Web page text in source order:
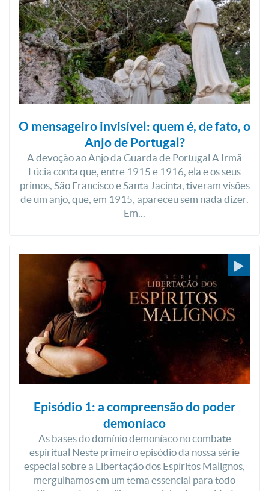
O mensageiro invisível: quem é, de fato, o
Anjo de Portugal?
A devoção ao Anjo da Guarda de Portugal A Irmã
Lúcia conta que, entre 1915 e 1916, ela e os seus
primos, São Francisco e Santa Jacinta, tiveram visões
de um anjo, que, em 1915, apareceu sem nada dizer.
Em...
Episódio 1: a compreensão do poder
demoníaco
As bases do domínio demoníaco no combate
espiritual Neste primeiro episódio da nossa série
especial sobre a Libertação dos Espíritos Malignos,
mergulhamos em um tema essencial para todo